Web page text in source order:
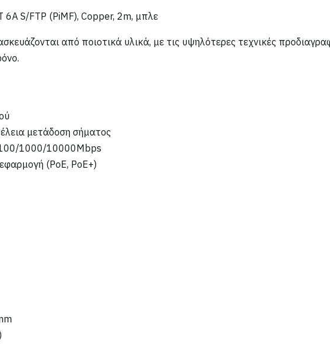
6A S/FTP (PiMF), Copper, 2m, μπλε
από ποιοτικά υλικά, με τις υψηλότερες τεχνικές
μετάδοση σήματος
1000/10000Mbps
(PoE, PoE+)